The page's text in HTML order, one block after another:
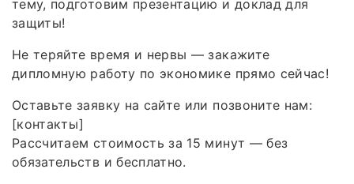
тему, подготовим презентацию и доклад для
защиты!
Не теряйте время и нервы — закажите
дипломную работу по экономике прямо сейчас!
Оставьте заявку на сайте или позвоните нам:
[контакты]
Рассчитаем стоимость за 15 минут — без
обязательств и бесплатно.